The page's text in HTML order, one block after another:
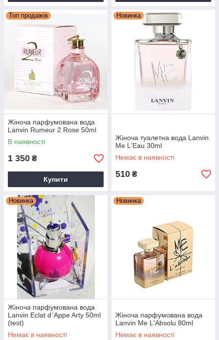
Топ продажів
Жіноча парфумована вода
Lanvin Rumeur 2 Rose 50ml
В наявності
1 350 ₴
Купити
Новинка
Жіноча туалетна вода Lanvin
Me L'Eau 30ml
Немає в наявності
510 ₴
Новинка
Жіноча парфумована вода
Lanvin Eclat d`Appe Arty 50ml
(test)
Немає в наявності
Новинка
Жіноча парфумована вода
Lanvin Me L'Absolu 80ml
Немає в наявності